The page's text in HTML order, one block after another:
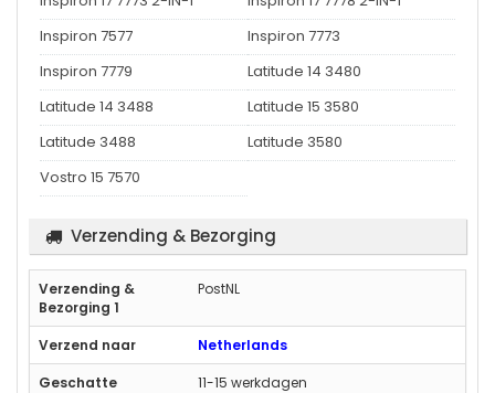
Inspiron 7577
Inspiron 7773
Inspiron 7779
Latitude 14 3480
Latitude 14 3488
Latitude 15 3580
Latitude 3488
Latitude 3580
Vostro 15 7570
Verzending & Bezorging
PostNL
Netherlands
11-15 werkdagen